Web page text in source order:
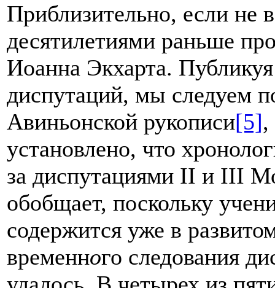
Приблизительно, если не
десятилетиями раньше
Иоанна Экхарта.
диспутаций, мы следуем
Авиньонской рукописи[5],
установлено, что
за диспутациями II и III
обобщает, поскольку
содержится уже в
временного следования